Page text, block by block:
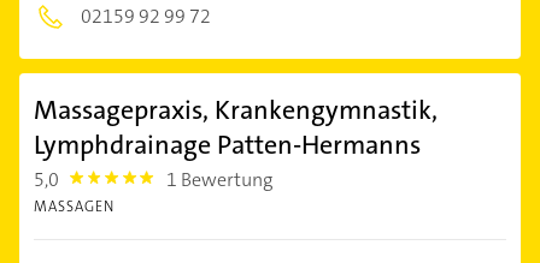
02159 92 99 72
Massagepraxis, Krankengymnastik,
Lymphdrainage Patten-Hermanns
5,0 5.0 1 Bewertung
MASSAGEN